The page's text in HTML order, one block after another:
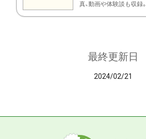
真、動画や体験談も収録。
最終更新日
2024/02/21